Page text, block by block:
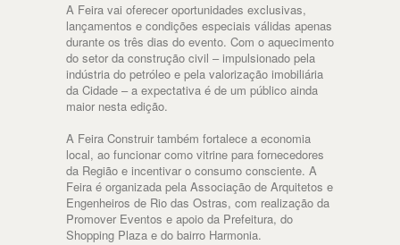
A Feira vai oferecer oportunidades exclusivas,
lançamentos e condições especiais válidas apenas
durante os três dias do evento. Com o aquecimento
do setor da construção civil – impulsionado pela
indústria do petróleo e pela valorização imobiliária
da Cidade – a expectativa é de um público ainda
maior nesta edição.
A Feira Construir também fortalece a economia
local, ao funcionar como vitrine para fornecedores
da Região e incentivar o consumo consciente. A
Feira é organizada pela Associação de Arquitetos e
Engenheiros de Rio das Ostras, com realização da
Promover Eventos e apoio da Prefeitura, do
Shopping Plaza e do bairro Harmonia.